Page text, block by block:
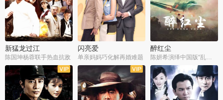
新猛龙过江
陈国坤杨蓉联手热血抗敌
闪亮爱
单亲妈妈巧化解再婚难题
醉红尘
陈妍希演绎中国版“乱世佳人”
全30集
全30集 全30集